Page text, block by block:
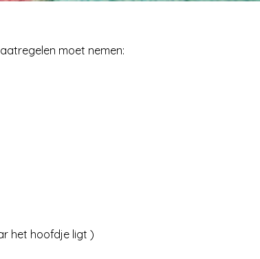
moet nemen:
het hoofdje ligt )